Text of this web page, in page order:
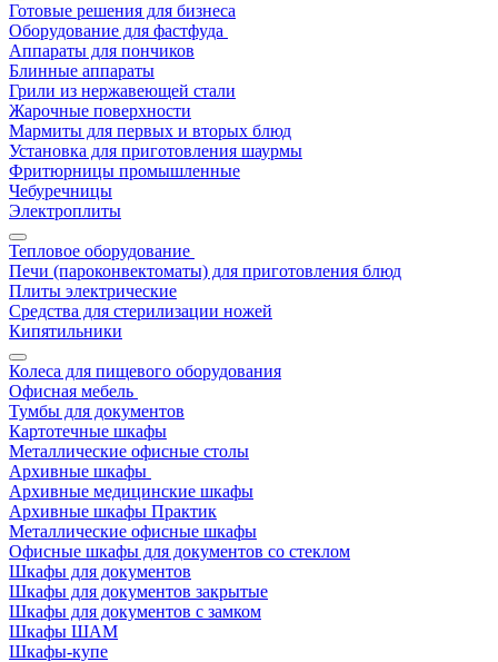
Готовые решения для бизнеса
Оборудование для фастфуда
Аппараты для пончиков
Блинные аппараты
Грили из нержавеющей стали
Жарочные поверхности
Мармиты для первых и вторых блюд
Установка для приготовления шаурмы
Фритюрницы промышленные
Чебуречницы
Электроплиты
Тепловое оборудование
Печи (пароконвектоматы) для приготовления блюд
Плиты электрические
Средства для стерилизации ножей
Кипятильники
Колеса для пищевого оборудования
Офисная мебель
Тумбы для документов
Картотечные шкафы
Металлические офисные столы
Архивные шкафы
Архивные медицинские шкафы
Архивные шкафы Практик
Металлические офисные шкафы
Офисные шкафы для документов со стеклом
Шкафы для документов
Шкафы для документов закрытые
Шкафы для документов с замком
Шкафы ШАМ
Шкафы-купе